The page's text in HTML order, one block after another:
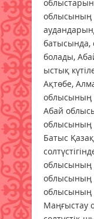
облысының
батысында,
болады,
ыстық
Ақтөбе,
облысының
Абай
облысының
Батыс
облысының
облысының
облысының
Маңғыстау